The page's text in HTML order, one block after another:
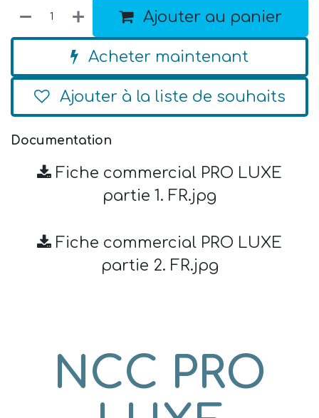
Ajouter au panier
Acheter maintenant
Ajouter à la liste de souhaits
Documentation
Fiche commercial PRO LUXE
partie 1. FR.jpg
Fiche commercial PRO LUXE
partie 2. FR.jpg
NCC PRO